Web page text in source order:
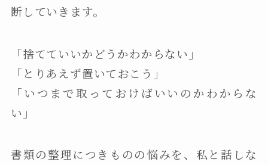
断していきます。
「捨てていいかどうかわからない」
「とりあえず置いておこう」
「いつまで取っておけばいいのかわからな
い」
書類の整理につきものの悩みを、私と話しな